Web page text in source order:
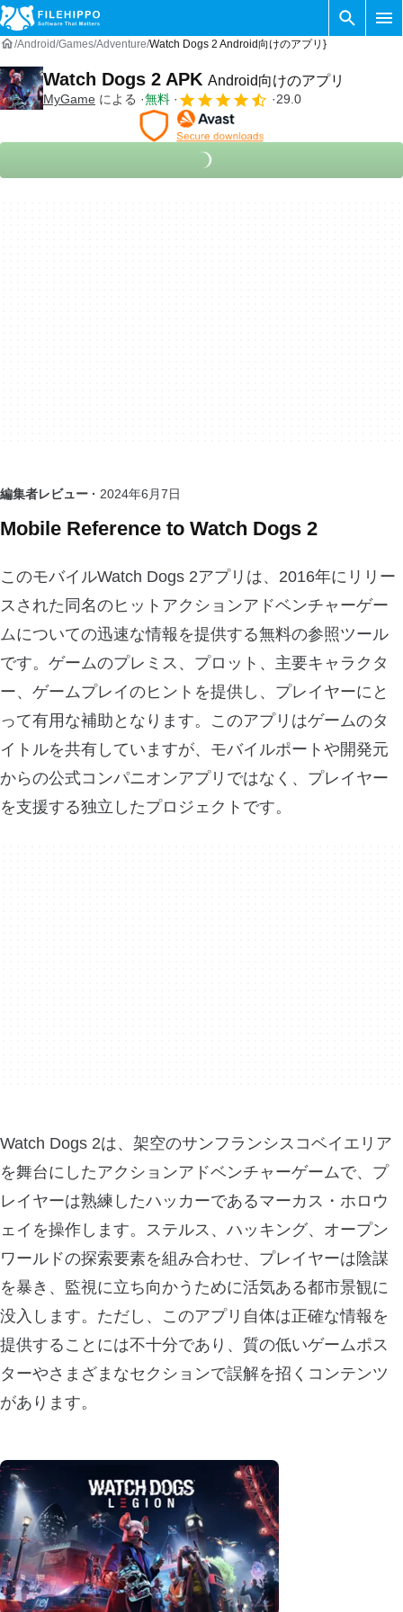
Android Games Adventure Watch Dogs 2 Android向けのアプリ}
Watch Dogs 2 APK Android向けのアプリ
MyGame による 無料 29.0
編集者レビュー · 2024年6月7日
Mobile Reference to Watch Dogs 2
このモバイルWatch Dogs 2アプリは、2016年にリリー
スされた同名のヒットアクションアドベンチャーゲー
ムについての迅速な情報を提供する無料の参照ツール
です。ゲームのプレミス、プロット、主要キャラクタ
ー、ゲームプレイのヒントを提供し、プレイヤーにと
って有用な補助となります。このアプリはゲームのタ
イトルを共有していますが、モバイルポートや開発元
からの公式コンパニオンアプリではなく、プレイヤー
を支援する独立したプロジェクトです。
Watch Dogs 2は、架空のサンフランシスコベイエリア
を舞台にしたアクションアドベンチャーゲームで、プ
レイヤーは熟練したハッカーであるマーカス・ホロウ
ェイを操作します。ステルス、ハッキング、オープン
ワールドの探索要素を組み合わせ、プレイヤーは陰謀
を暴き、監視に立ち向かうために活気ある都市景観に
没入します。ただし、このアプリ自体は正確な情報を
提供することには不十分であり、質の低いゲームポス
ターやさまざまなセクションで誤解を招くコンテンツ
があります。